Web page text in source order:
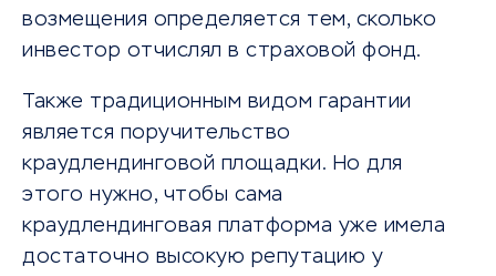
возмещения определяется тем, сколько
инвестор отчислял в страховой фонд.
Также традиционным видом гарантии
является поручительство
краудлендинговой площадки. Но для
этого нужно, чтобы сама
краудлендинговая платформа уже имела
достаточно высокую репутацию у